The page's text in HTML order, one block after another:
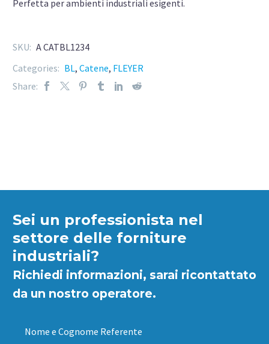
Perfetta per ambienti industriali esigenti.
SKU: A CATBL1234
Categories: BL, Catene, FLEYER
Share:
Sei un professionista nel
settore delle forniture
industriali?
Richiedi informazioni, sarai ricontattato
da un nostro operatore.